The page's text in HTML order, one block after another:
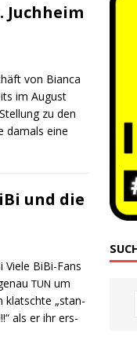
Juchheim
von Bian­ca
im August
zu den
damals eine
und die
Vie­le BiBi-Fans
TUN um
klatsch­te „stan­
als er ihr ers­